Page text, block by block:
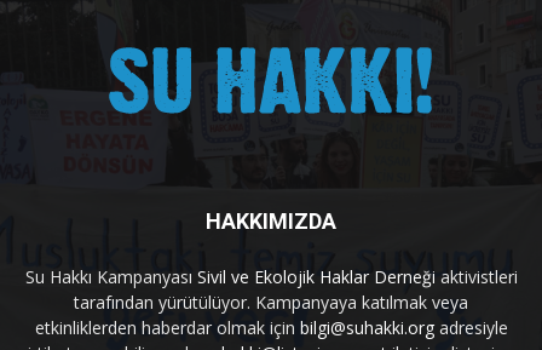
HAKKIMIZDA
Su Hakkı Kampanyası Sivil ve Ekolojik Haklar Derneği aktivistleri
tarafından yürütülüyor. Kampanyaya katılmak veya
etkinliklerden haberdar olmak için bilgi@suhakki.orgadresiyle